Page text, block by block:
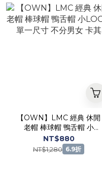
【OWN】LMC 經典 休閒
老帽 棒球帽 鴨舌帽 小
LOGO 單一尺寸 不分男女
卡其
NT$880
NT$1,280 6.9折